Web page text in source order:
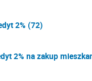
2% (72)
2% na zakup